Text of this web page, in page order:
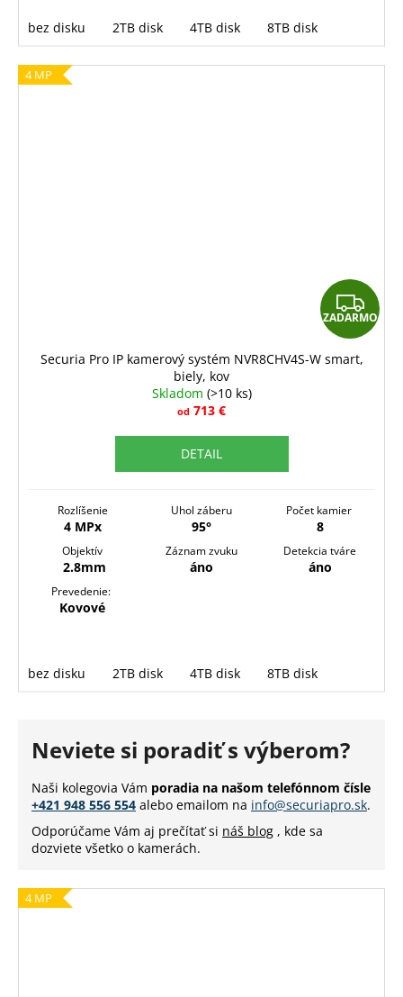
bez disku 2TB disk 4TB disk 8TB disk
4 MP
Z
A
ZADARMO
Securia Pro IP kamerový systém NVR8CHV4S-W smart,
biely, kov
Skladom (>10 ks)
od 713 €
DETAIL
Rozlíšenie
4 MPx
Uhol záberu
95°
Počet kamier
8
Objektív
2.8mm
Záznam zvuku
áno
Detekcia tváre
áno
Prevedenie:
Kovové
bez disku 2TB disk 4TB disk 8TB disk
Neviete si poradiť s výberom?
Naši kolegovia Vám poradia na našom telefónnom čísle
+421 948 556 554 alebo emailom na info@securiapro.sk.
Odporúčame Vám aj prečítať si náš blog , kde sa
dozviete všetko o kamerách.
4 MP